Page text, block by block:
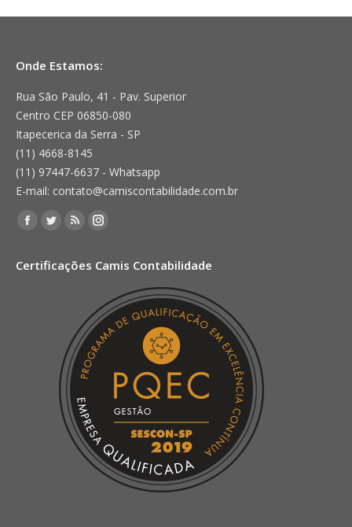
Onde Estamos:
Rua São Paulo, 41 - Pav. Superior
Centro CEP 06850-080
Itapecerica da Serra - SP
(11) 4668-8145
(11) 97447-6637 - Whatsapp
E-mail: contato@camiscontabilidade.com.br
Encontre-nos em:
Facebook
opens
Twitter
opens
window
Rss
opens
new
window
Instagram
opens
new
window
Certificações Camis Contabilidade